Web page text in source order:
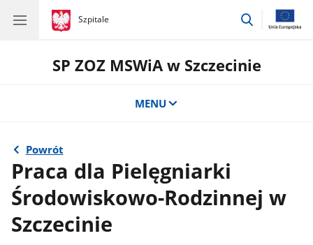
gov.pl
Szpitale
gov.pl
Szpitale
przejdź
SP ZOZ MSWiA w Szczecinie
MENU
Powrót
Praca dla Pielęgniarki
Środowiskowo-Rodzinnej w
Szczecinie